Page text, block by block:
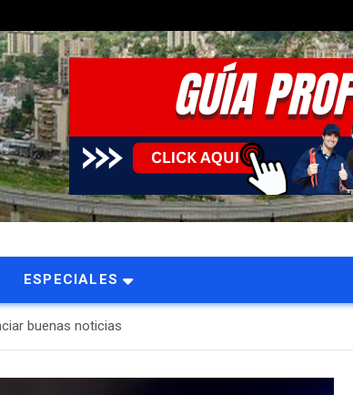
ESPECIALES
buenas noticias